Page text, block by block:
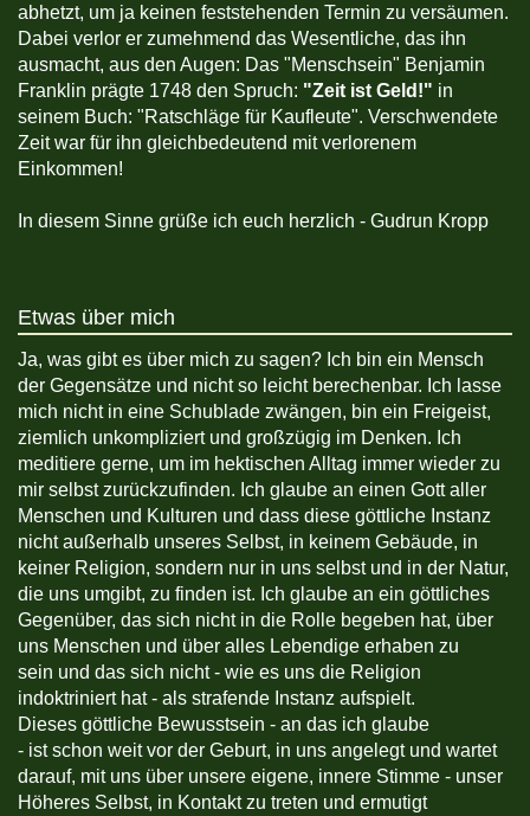
abhetzt, um ja keinen feststehenden Termin zu versäumen.
Dabei verlor er zumehmend das Wesentliche, das ihn
ausmacht, aus den Augen: Das "Menschsein" Benjamin
Franklin prägte 1748 den Spruch: "Zeit ist Geld!" in
seinem Buch: "Ratschläge für Kaufleute". Verschwendete
Zeit war für ihn gleichbedeutend mit verlorenem
Einkommen!
In diesem Sinne grüße ich euch herzlich - Gudrun Kropp
Etwas über mich
Ja, was gibt es über mich zu sagen? Ich bin ein Mensch
der Gegensätze und nicht so leicht berechenbar. Ich lasse
mich nicht in eine Schublade zwängen, bin ein Freigeist,
ziemlich unkompliziert und großzügig im Denken. Ich
meditiere gerne, um im hektischen Alltag immer wieder zu
mir selbst zurückzufinden. Ich glaube an einen Gott aller
Menschen und Kulturen und dass diese göttliche Instanz
nicht außerhalb unseres Selbst, in keinem Gebäude, in
keiner Religion, sondern nur in uns selbst und in der Natur,
die uns umgibt, zu finden ist. Ich glaube an ein göttliches
Gegenüber, das sich nicht in die Rolle begeben hat, über
uns Menschen und über alles Lebendige erhaben zu
sein und das sich nicht - wie es uns die Religion
indoktriniert hat - als strafende Instanz aufspielt.
Dieses göttliche Bewusstsein - an das ich glaube
- ist schon weit vor der Geburt, in uns angelegt und wartet
darauf, mit uns über unsere eigene, innere Stimme - unser
Höheres Selbst, in Kontakt zu treten und ermutigt